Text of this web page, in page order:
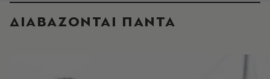
ΔΙΑΒΑΖΟΝΤΑΙ ΠΑΝΤΑ